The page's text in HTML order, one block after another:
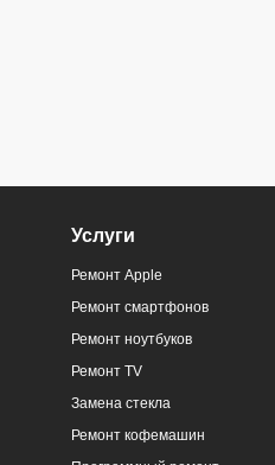
Услуги
Ремонт Apple
Ремонт смартфонов
Ремонт ноутбуков
Ремонт TV
Замена стекла
Ремонт кофемашин